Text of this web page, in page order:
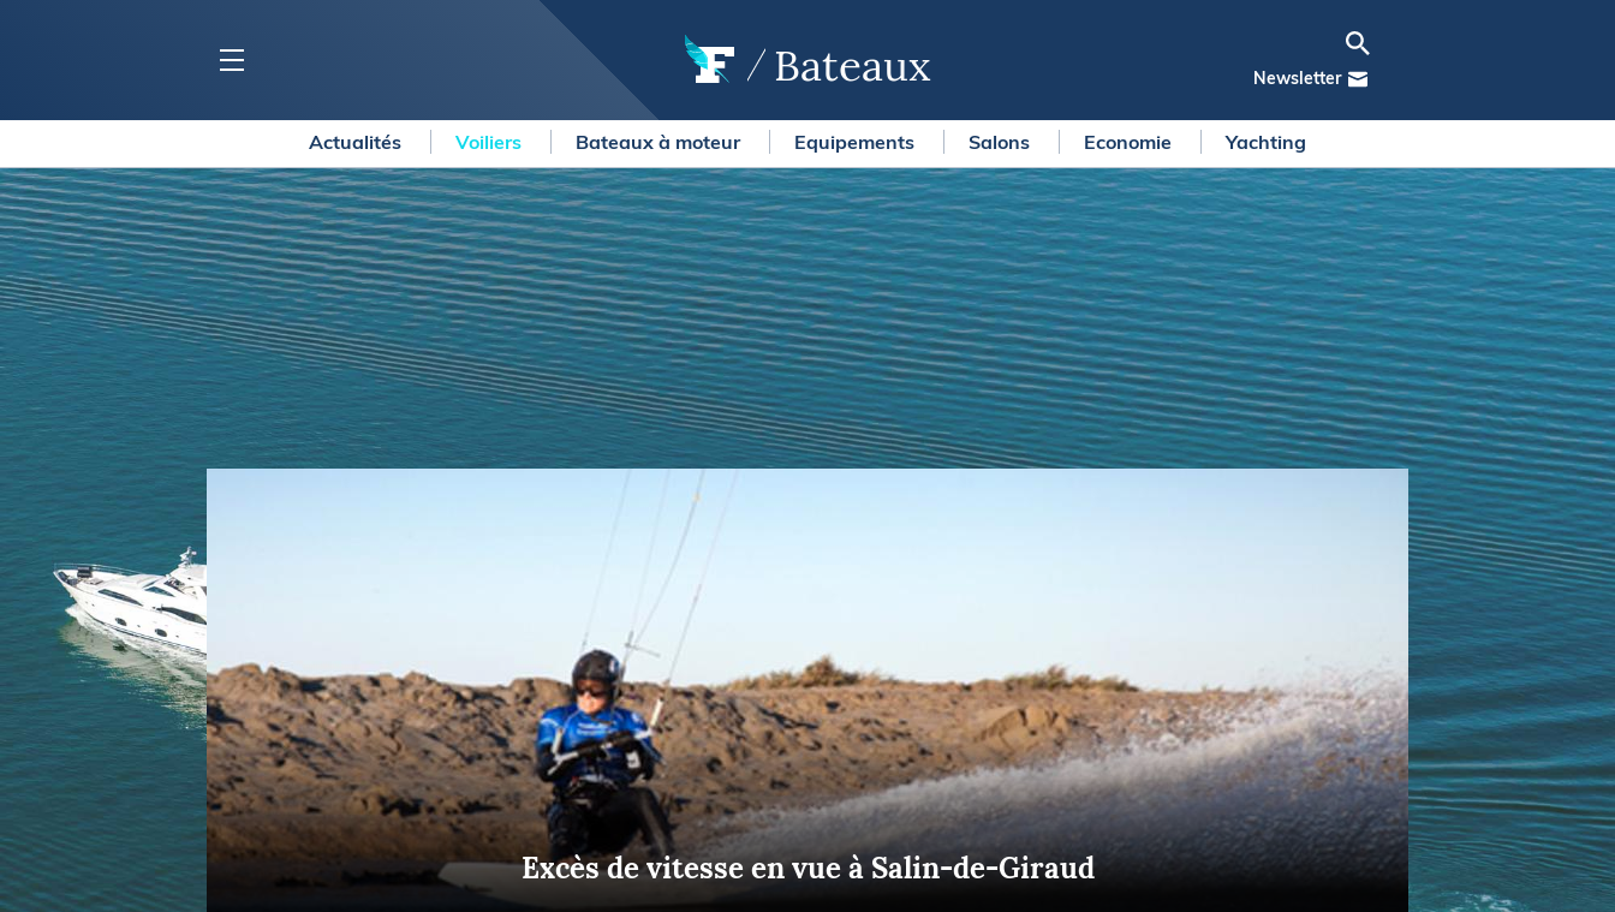
Bateaux Newsletter
BLOC MARINE
Ports
Carnets de voyage
Dossiers de la rédaction
Collection Bloc Marine
Application Bloc Marine
Règlementation
BATEAUX
COURSES
Courses au large
Régates
La Solitaire du Figaro Paprec
Transat Paprec
Vendée Globe
Arkea Ultim Challenge
Route du Rhum - Destination
Guadeloupe
Plongée
Glisse
MÉTÉO MARINE
LIFESTYLE
Shopping
Culture nautique
Gastronomie
Blogs
SERVICES
Nos magazines
Actualités Voiliers Bateaux à moteur Equipements Salons Economie Yachting
Excès de vitesse en vue à Salin-de-Giraud